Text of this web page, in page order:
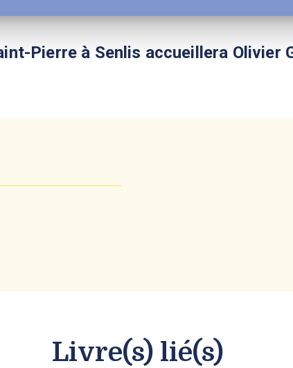
Pierre à Senlis accueillera Olivier
Livre(s) lié(s)